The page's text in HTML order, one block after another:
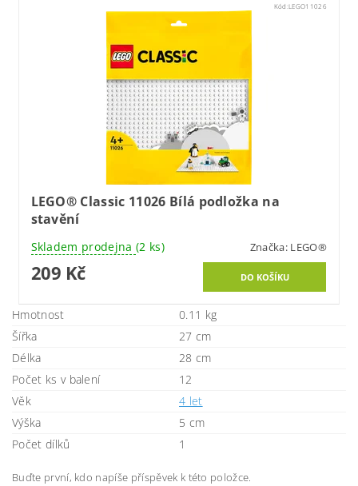
Kód:LEGO11026
LEGO® Classic 11026 Bílá podložka na
stavění
Skladem prodejna (2 ks) Značka: LEGO®
209 Kč
Hmotnost
0.11 kg
Šířka
27 cm
Délka
28 cm
Počet ks v balení
12
Věk
4 let
Výška
5 cm
Počet dílků
1
Buďte první, kdo napíše příspěvek k této položce.